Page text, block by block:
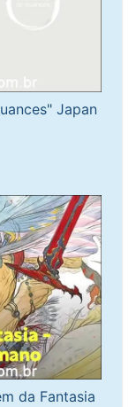
Japan
da Fantasia